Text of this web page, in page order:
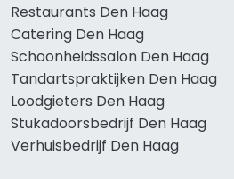
Restaurants Den Haag
Catering Den Haag
Schoonheidssalon Den Haag
Tandartspraktijken Den Haag
Loodgieters Den Haag
Stukadoorsbedrijf Den Haag
Verhuisbedrijf Den Haag